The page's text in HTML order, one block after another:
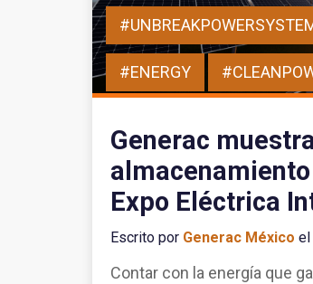
#ENERGY
Generac
Expo Eléctrica
Escrito por Generac México el
Contar con la energía que